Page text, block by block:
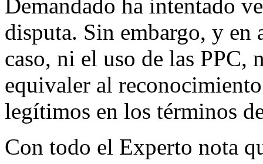
Demandado ha intentado
disputa. Sin embargo, y en
caso, ni el uso de las PPC,
equivaler al
legítimos en los términos
Con todo el Experto nota